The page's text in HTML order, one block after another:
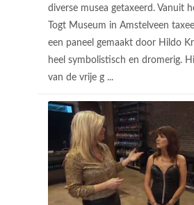
diverse musea getaxeerd. Vanuit
Togt Museum in Amstelveen
een paneel gemaakt door Hildo
heel symbolistisch en dromerig.
van de vrije g ...